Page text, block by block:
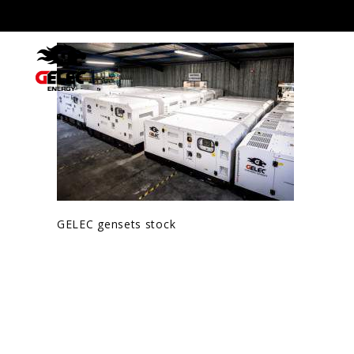
GELEC gensets stock